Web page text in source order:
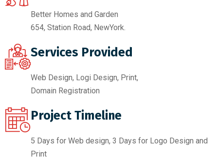
Better Homes and Garden
654, Station Road, NewYork.
Services Provided
Web Design, Logi Design, Print,
Domain Registration
Project Timeline
5 Days for Web design, 3 Days for Logo Design and
Print